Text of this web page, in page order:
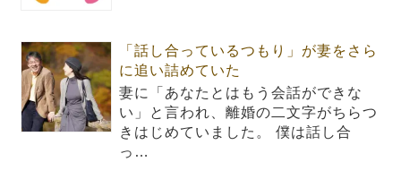
「話し合っているつもり」が妻をさら
に追い詰めていた
妻に「あなたとはもう会話ができな
い」と言われ、離婚の二文字がちらつ
きはじめていました。 僕は話し合
っ…